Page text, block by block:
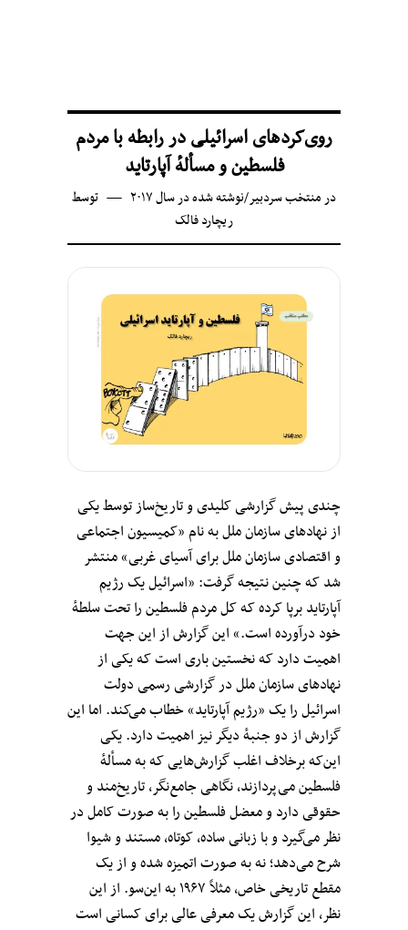
روی‌کردهای اسرائیلی در رابطه با مردم
فلسطین و مسألهٔ آپارتاید
درمنتخب سردبیر/نوشته شده در سال ۲۰۱۷
توسط
ریچارد فالک
چندی پیش گزارشی کلیدی و تاریخ‌ساز توسط یکی
از نهادهای سازمان ملل به نام «کمیسیون اجتماعی
و اقتصادی سازمان ملل برای آسیای غربی» منتشر
شد که چنین نتیجه گرفت: «اسرائیل یک رژیم
آپارتاید برپا کرده که کل مردم فلسطین را تحت سلطهٔ
خود درآورده است.» این گزارش از این جهت
اهمیت دارد که نخستین باری است که یکی از
نهادهای سازمان ملل در گزارشی رسمی دولت
اسرائیل را یک «رژیم آپارتاید» خطاب می‌کند. اما این
گزارش از دو جنبهٔ دیگر نیز اهمیت دارد. یکی
این‌که برخلاف اغلب گزارش‌هایی که به مسألهٔ
فلسطین می‌پردازند، نگاهی جامع‌نگر، تاریخ‌مند و
حقوقی دارد و معضل فلسطین را به صورت کامل در
نظر می‌گیرد و با زبانی ساده، کوتاه، مستند و شیوا
شرح می‌دهد؛ نه به صورت اتمیزه شده و از یک
مقطع تاریخی خاص، مثلاً ۱۹۶۷ به این‌سو. از این
نظر، این گزارش یک معرفی عالی برای کسانی است